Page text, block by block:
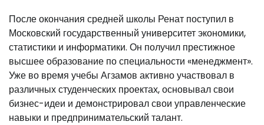
После окончания средней школы Ренат поступил в
Московский государственный университет экономики,
статистики и информатики. Он получил престижное
высшее образование по специальности «менеджмент».
Уже во время учебы Агзамов активно участвовал в
различных студенческих проектах, основывал свои
бизнес-идеи и демонстрировал свои управленческие
навыки и предпринимательский талант.